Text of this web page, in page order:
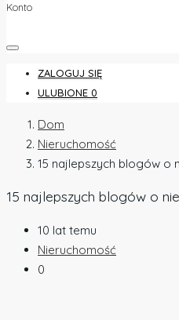
Konto
ZALOGUJ SIĘ
ULUBIONE 0
Dom
Nieruchomość
15 najlepszych blogów o
15 najlepszych blogów o
10 lat temu
Nieruchomość
0